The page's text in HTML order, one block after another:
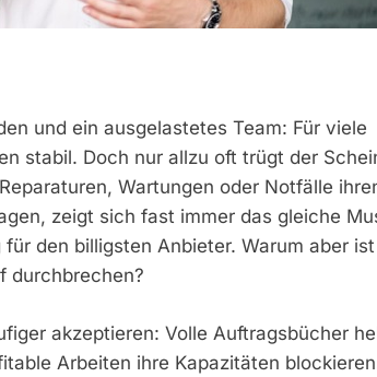
und ein ausgelastetes Team: Für viele
stabil. Doch nur allzu oft trügt der
Wartungen oder Notfälle
zeigt sich fast immer das gleiche
den billigsten Anbieter. Warum aber
durchbrechen?
akzeptieren: Volle Auftragsbücher
Arbeiten ihre Kapazitäten